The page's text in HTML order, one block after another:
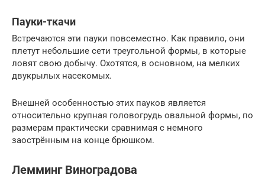
Пауки-ткачи
Встречаются эти пауки повсеместно. Как правило, они
плетут небольшие сети треугольной формы, в которые
ловят свою добычу. Охотятся, в основном, на мелких
двукрылых насекомых.
Внешней особенностью этих пауков является
относительно крупная головогрудь овальной формы, по
размерам практически сравнимая с немного
заострённым на конце брюшком.
Лемминг Виноградова